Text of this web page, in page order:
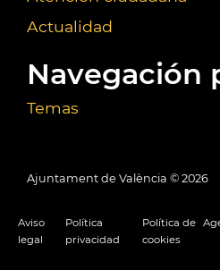
Actualidad
Navegación
Temas
Ajuntament de València © 2026
Aviso
legal
Política
privacidad
Política de
cookies